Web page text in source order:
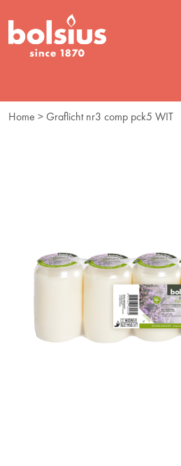
Home > Graflicht nr3 comp pck5 WIT